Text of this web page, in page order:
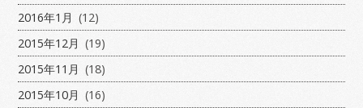
2016年1月 (12)
2015年12月 (19)
2015年11月 (18)
2015年10月 (16)